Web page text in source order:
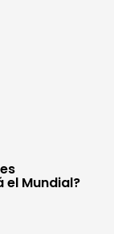
Mundial?